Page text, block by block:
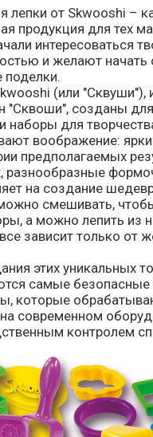
лепки от Skwooshi –
продукция для тех
интересоваться
и желают начать
поделки.
(или "Сквуши"),
"Сквоши", созданы
наборы для
воображение:
предполагаемых
разнообразные
на создание
смешивать,
а можно лепить из
зависит только от
этих уникальных
самые безопасные
которые
современном
контролем